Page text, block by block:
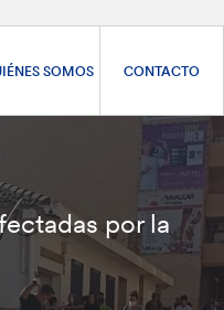
SOMOS CONTACTO
por la